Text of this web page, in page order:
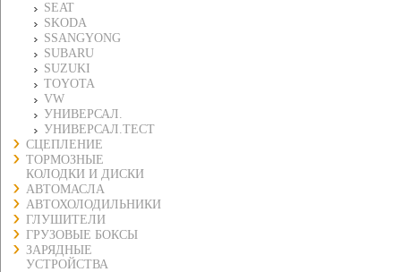
SEAT
SKODA
SSANGYONG
SUBARU
SUZUKI
TOYOTA
VW
УНИВЕРСАЛ.
УНИВЕРСАЛ.ТЕСТ
СЦЕПЛЕНИЕ
ТОРМОЗНЫЕ
КОЛОДКИ И ДИСКИ
АВТОМАСЛА
АВТОХОЛОДИЛЬНИКИ
ГЛУШИТЕЛИ
ГРУЗОВЫЕ БОКСЫ
ЗАРЯДНЫЕ
УСТРОЙСТВА